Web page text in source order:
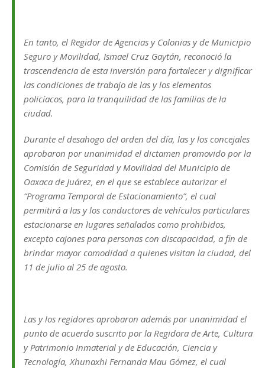
En tanto, el Regidor de Agencias y Colonias y de Municipio
Seguro y Movilidad, Ismael Cruz Gaytán, reconoció la
trascendencia de esta inversión para fortalecer y dignificar
las condiciones de trabajo de las y los elementos
policíacos, para la tranquilidad de las familias de la
ciudad.
Durante el desahogo del orden del día, las y los concejales
aprobaron por unanimidad el dictamen promovido por la
Comisión de Seguridad y Movilidad del Municipio de
Oaxaca de Juárez, en el que se establece autorizar el
“Programa Temporal de Estacionamiento”, el cual
permitirá a las y los conductores de vehículos particulares
estacionarse en lugares señalados como prohibidos,
excepto cajones para personas con discapacidad, a fin de
brindar mayor comodidad a quienes visitan la ciudad, del
11 de julio al 25 de agosto.
Las y los regidores aprobaron además por unanimidad el
punto de acuerdo suscrito por la Regidora de Arte, Cultura
y Patrimonio Inmaterial y de Educación, Ciencia y
Tecnología, Xhunaxhi Fernanda Mau Gómez, el cual